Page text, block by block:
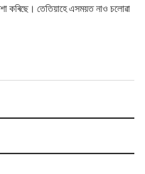
কৰিছে। তেতিয়াহে এসময়ত নাও চলোৱা